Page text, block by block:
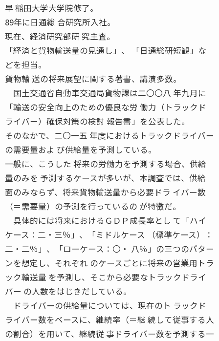
早 稲田大学大学院修了。
89年に日通総 合研究所入社。
現在、経済研究部研 究主査。
「経済と貨物輸送量の見通し」、 「日通総研短観」な
どを担当。
貨物輸 送の将来展望に関する著書、講演多数。
国土交通省自動車交通局貨物課は二〇〇八 年九月に
「輸送の安全向上のための優良な労 働力（トラックド
ライバー）確保対策の検討 報告書」を公表した。
そのなかで、二〇一五 年度におけるトラックドライバー
の需要量およ び供給量を予測している。
一般に、こうした 将来の労働力を予測する場合、供給
量のみを 予測するケースが多いが、本調査では、供給
面のみならず、将来貨物輸送量から必要ドラ イバー数
（＝需要量）の予測を行っているの が特徴だ。
具体的には将来におけるＧＤＰ成長率とし て「ハイ
ケース：二・三％」、「ミドルケース （標準ケース）：
二・二％」、「ローケース：〇・ 八％」の三つのパター
ンを想定し、それぞれ のケースごとに将来の営業用トラ
ック輸送量 を予測し、そこから必要なトラックドライ
バー の人数をはじきだしている。
ドライバーの供給量については、現在のト ラックド
ライバー数をベースに、継続率（＝継 続して従事する人
の割合）を用いて、継続従 事ドライバー数を予測する一